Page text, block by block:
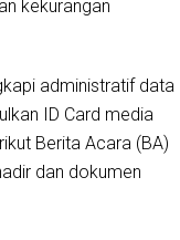
kekurangan
administratif data
ID Card media
Berita Acara (BA)
dan dokumen